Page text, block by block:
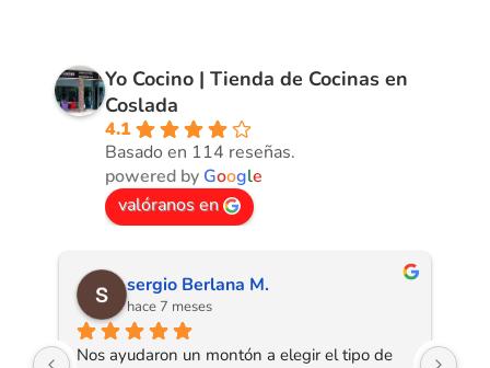
Yo Cocino | Tienda de Cocinas en
Coslada
4.1
Basado en 114 reseñas.
powered by Google
valóranos en
sergio Berlana M.
hace 7 meses
Nos ayudaron un montón a elegir el tipo de